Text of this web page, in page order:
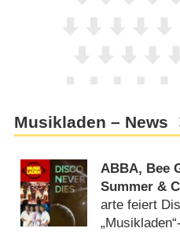
Musikladen – News
ABBA, Bee
Summer &
„Summer
arte feiert